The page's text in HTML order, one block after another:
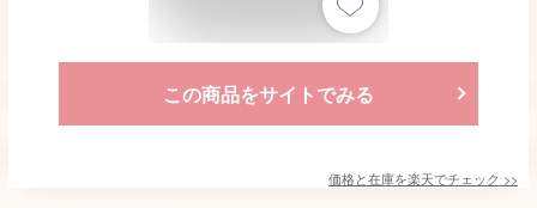
この商品をサイトでみる
価格と在庫を楽天でチェック >>